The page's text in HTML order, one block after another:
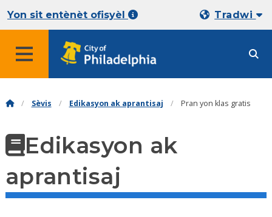
Yon sit entènèt ofisyèl Tradwi
Sèvis Edikasyon ak aprantisaj Pran yon klas gratis
Edikasyon ak
aprantisaj